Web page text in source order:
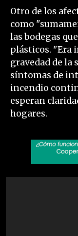
Otro de los
como
las bodegas
plásticos. "Era
gravedad de la
síntomas de
incendio
esperan
hogares.